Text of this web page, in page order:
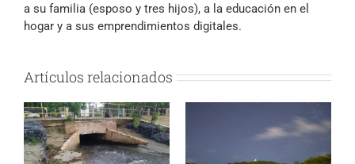
a su familia (esposo y tres hijos), a la educación en el
hogar y a sus emprendimientos digitales.
Artículos relacionados